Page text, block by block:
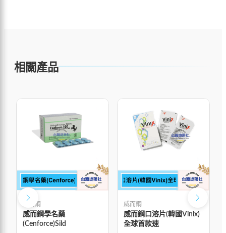
相關產品
威而鋼
威而鋼學名藥
(Cenforce)Sild
威而鋼
威而鋼口溶片(韓國Vinix)
全球首款速